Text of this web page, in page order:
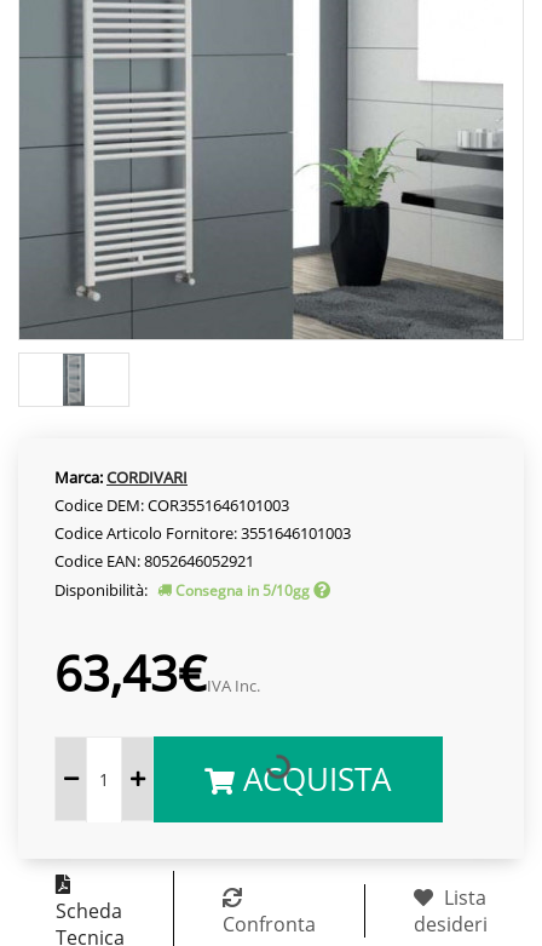
Marca:CORDIVARI
Codice DEM: COR3551646101003
Codice Articolo Fornitore: 3551646101003
Codice EAN: 8052646052921
Disponibilità:
Consegna in 5/10gg
63,43€IVA Inc.
ACQUISTA
Scheda
Tecnica
Confronta
Lista
desideri